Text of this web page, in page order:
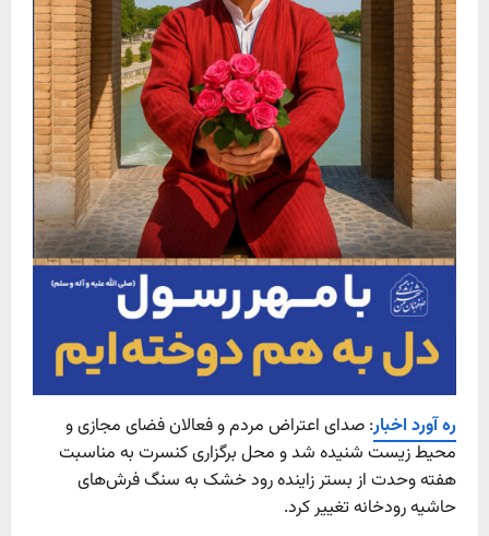
ره آورد اخبار: صدای اعتراض مردم و فعالان فضای مجازی و
محیط زیست شنیده شد و محل برگزاری کنسرت به مناسبت
هفته وحدت از بستر زاینده رود خشک به سنگ فرش‌های
حاشیه رودخانه تغییر کرد.